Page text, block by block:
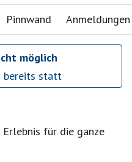
Pinnwand Anmeldungen
möglich
bereits statt
für die ganze